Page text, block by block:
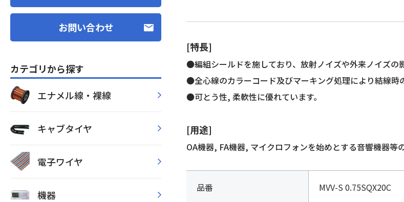
お問い合わせ
カテゴリから探す
エナメル線・裸線
キャブタイヤ
電子ワイヤ
機器
コ
(編
組
シ
[特長]
●編組シールドを施しており、放射ノイズや外来ノイズの
●全心線のカラーコード及びマーキング処理により結線時
●可とう性, 柔軟性に優れています。
[用途]
OA機器, FA機器, マイクロフォンを始めとする音響機器等
品番 MVV-S 0.75SQX20C